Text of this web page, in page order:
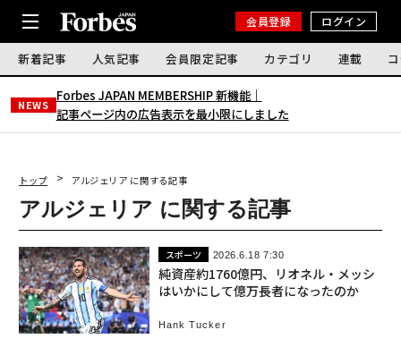
会員登録 ログイン
新着記事 人気記事 会員限定記事 カテゴリ 連載
NEWS
Forbes JAPAN MEMBERSHIP 新機能｜
記事ページ内の広告表示を最小限にしました
トップ アルジェリア に関する記事
アルジェリア に関する記事
スポーツ 2026.6.18 7:30
純資産約1760億円、リオネル・メッシ
はいかにして億万長者になったのか
Hank Tucker